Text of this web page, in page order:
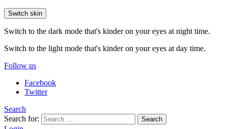
Switch skin
Switch to the dark mode that's kinder on your eyes at night time.
Switch to the light mode that's kinder on your eyes at day time.
Follow us
Facebook
Twitter
Search
Search for:
Search